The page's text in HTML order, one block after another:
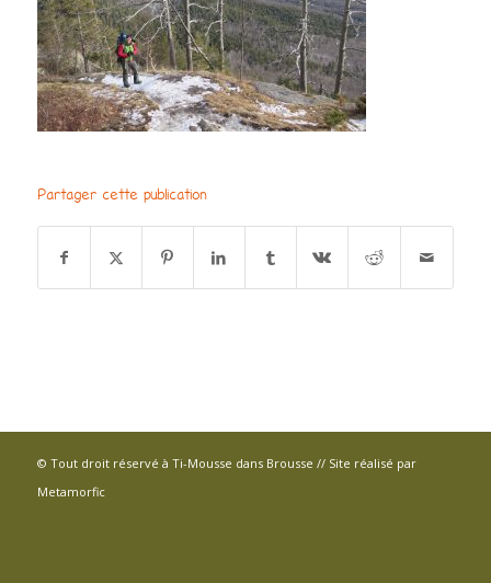
Partager cette publication
© Tout droit réservé à Ti-Mousse dans Brousse // Site réalisé par
Metamorfic